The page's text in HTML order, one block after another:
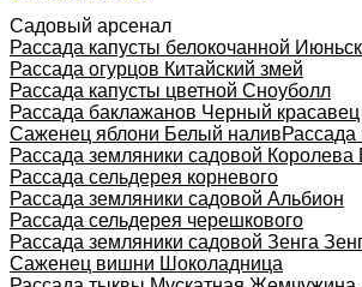
Садовый арсенал
Рассада капусты белокочанной
Рассада огурцов Китайский змей
Рассада капусты цветной Сноуболл
Рассада баклажанов Черный красавец
Саженец яблони Белый наливРассада
Рассада земляники садовой Королева
Рассада сельдерея корневого
Рассада земляники садовой Альбион
Рассада сельдерея черешкового
Рассада земляники садовой Зенга
Саженец вишни Шоколадница